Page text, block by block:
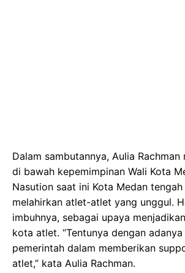
Dalam sambutannya, Aulia
di bawah kepemimpinan Wali Kota
Nasution saat ini Kota Medan
melahirkan atlet-atlet yang unggul.
imbuhnya, sebagai upaya
kota atlet. “Tentunya dengan
pemerintah dalam memberikan
atlet,” kata Aulia Rachman.